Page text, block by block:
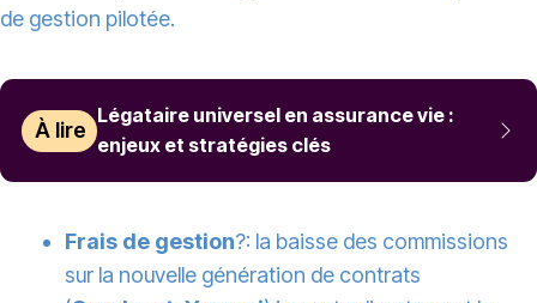
de gestion pilotée.
À lire
Légataire universel en assurance vie :
enjeux et stratégies clés
Frais de gestion?: la baisse des commissions
sur la nouvelle génération de contrats